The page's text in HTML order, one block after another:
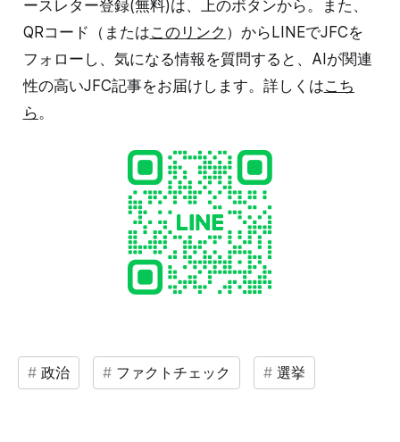
ースレター登録(無料)は、上のボタンから。また、
QRコード（またはこのリンク ）からLINEでJFCを
フォローし、気になる情報を質問すると、AIが関連
性の高いJFC記事をお届けします。詳しくはこち
ら。
政治 ファクトチェック 選挙